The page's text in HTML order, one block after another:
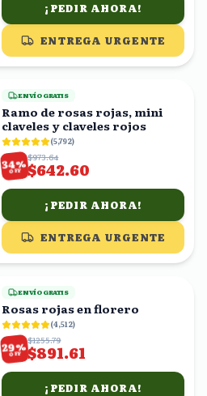
¡PEDIR AHORA!
ENTREGA URGENTE
ENVÍO GRATIS
Ramo de rosas rojas, mini
claveles y claveles rojos
(5,792)
34%
OFF
$973.64
$642.60
¡PEDIR AHORA!
ENTREGA URGENTE
ENVÍO GRATIS
Rosas rojas en florero
(4,512)
29%
OFF
$1255.79
$891.61
¡PEDIR AHORA!